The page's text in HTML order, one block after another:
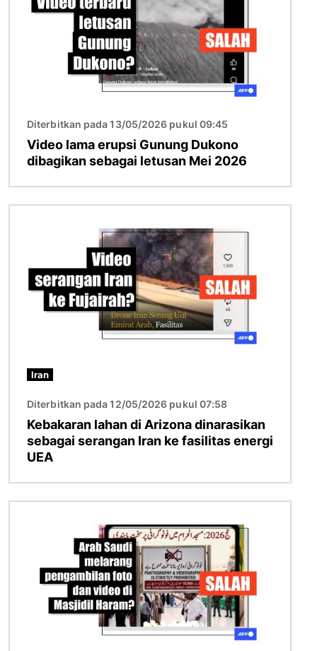
Diterbitkan pada 13/05/2026 pukul 09:45
Video lama erupsi Gunung Dukono
dibagikan sebagai letusan Mei 2026
Iran
Diterbitkan pada 12/05/2026 pukul 07:58
Kebakaran lahan di Arizona dinarasikan
sebagai serangan Iran ke fasilitas energi
UEA